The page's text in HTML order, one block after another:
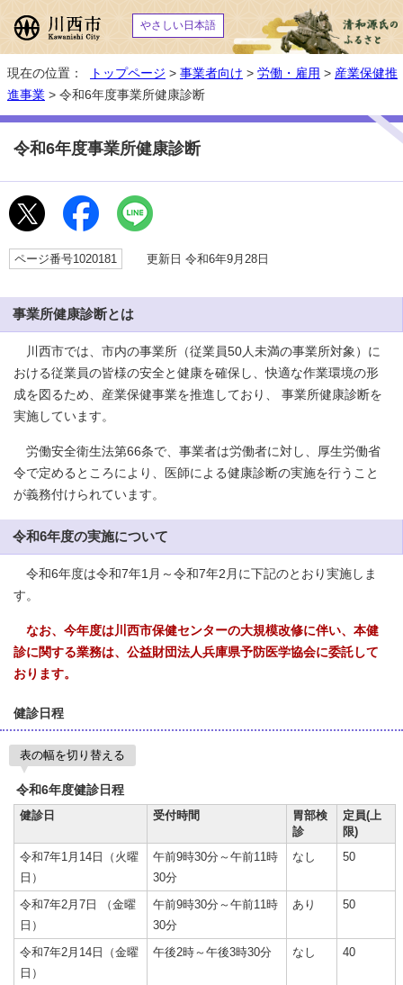
やさしい日本語
現在の位置： トップページ > 事業者向け > 労働・雇用 > 産業保健推
進事業 > 令和6年度事業所健康診断
令和6年度事業所健康診断
ページ番号1020181 更新日 令和6年9月28日
事業所健康診断とは
川西市では、市内の事業所（従業員50人未満の事業所対象）に
おける従業員の皆様の安全と健康を確保し、快適な作業環境の形
成を図るため、産業保健事業を推進しており、 事業所健康診断を
実施しています。
労働安全衛生法第66条で、事業者は労働者に対し、厚生労働省
令で定めるところにより、医師による健康診断の実施を行うこと
が義務付けられています。
令和6年度の実施について
令和6年度は令和7年1月～令和7年2月に下記のとおり実施しま
す。
なお、今年度は川西市保健センターの大規模改修に伴い、本健
診に関する業務は、公益財団法人兵庫県予防医学協会に委託して
おります。
健診日程
表の幅を切り替える
令和6年度健診日程
健診日
受付時間
胃部検
診
定員(上
限)
令和7年1月14日（火曜
日）
午前9時30分～午前11時
30分
なし 50
令和7年2月7日 （金曜
日）
午前9時30分～午前11時
30分
あり 50
令和7年2月14日（金曜
日）
午後2時～午後3時30分 なし 40